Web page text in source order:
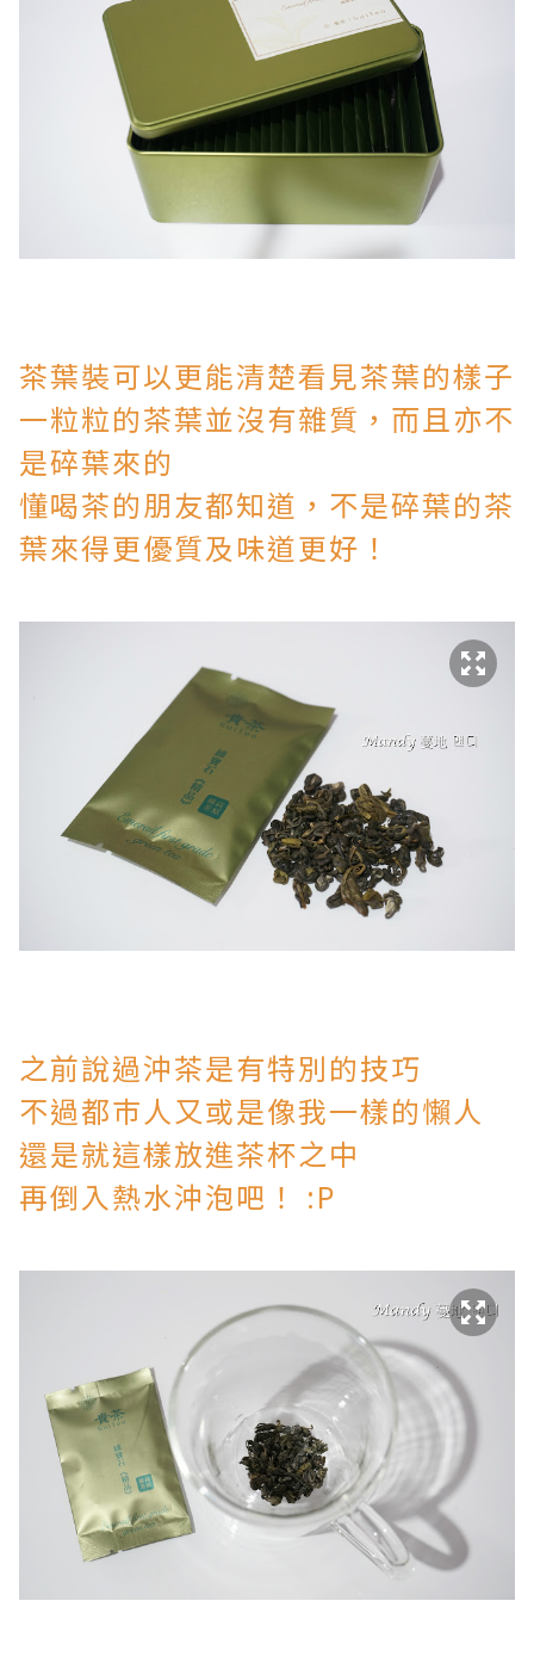
茶葉裝可以更能清楚看見茶葉的樣子
一粒粒的茶葉並沒有雜質，而且亦不
是碎葉來的
懂喝茶的朋友都知道，不是碎葉的茶
葉來得更優質及味道更好！
之前說過沖茶是有特別的技巧
不過都巿人又或是像我一樣的懶人
還是就這樣放進茶杯之中
再倒入熱水沖泡吧！ :P